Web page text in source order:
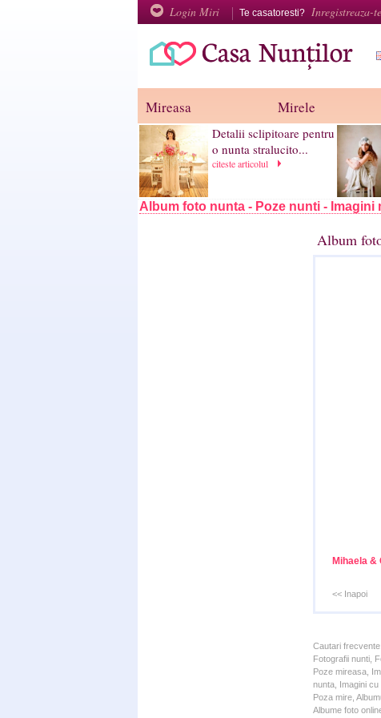
Login Miri Te casatoresti? Inregistreaza-
Mireasa Mirele
Detalii sclipitoare pentru
o nunta stralucito...
citeste articolul
Album foto nunta - Poze nunti - Imagini
Album
Mihaela &
<< Inapoi
Cautari
Fotografii nunti,
Poze mireasa,
nunta, Imagini
Poza mire,
Albume foto